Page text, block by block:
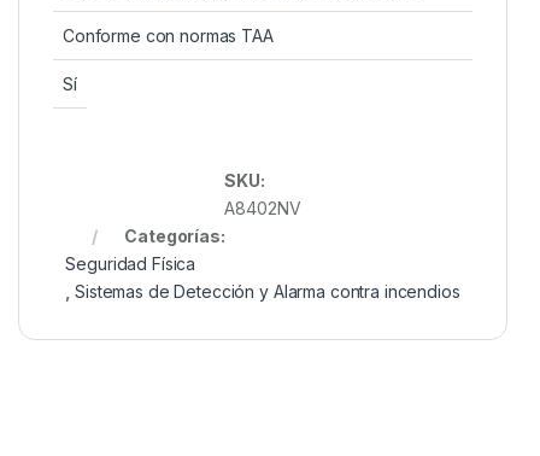
Conforme con normas TAA
Sí
SKU:
A8402NV
Categorías:
Seguridad Física
,Sistemas de Detección y Alarma contra incendios